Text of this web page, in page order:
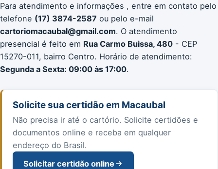
Para atendimento e informações , entre em contato pelo
telefone (17) 3874-2587 ou pelo e-mail
cartoriomacaubal@gmail.com. O atendimento
presencial é feito em Rua Carmo Buissa, 480 - CEP
15270-011, bairro Centro. Horário de atendimento:
Segunda a Sexta: 09:00 às 17:00.
Solicite sua certidão em Macaubal
Não precisa ir até o cartório. Solicite certidões e
documentos online e receba em qualquer
endereço do Brasil.
Solicitar certidão online